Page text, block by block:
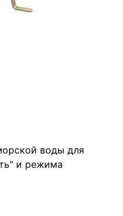
воды для
и режима